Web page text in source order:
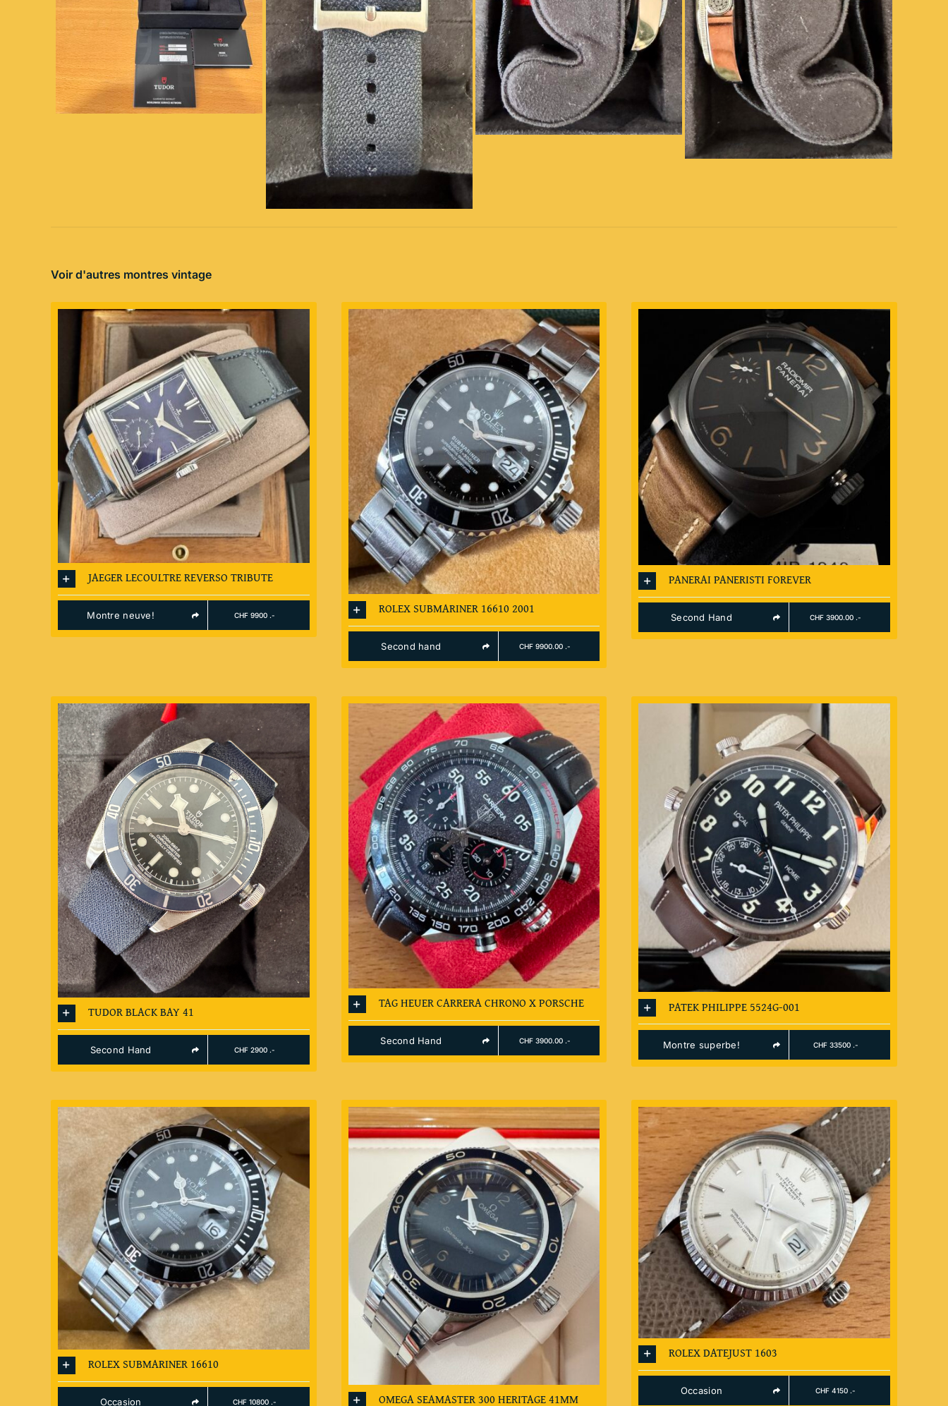
Voir d'autres montres vintage
JAEGER LECOULTRE REVERSO TRIBUTE
Montre neuve! CHF 9900 .- ROLEX SUBMARINER 16610 2001
Second hand CHF 9900.00 .-
PANERAI PANERISTI FOREVER
Second Hand CHF 3900.00 .-
TUDOR BLACK BAY 41
Second Hand CHF 2900 .-
TAG HEUER CARRERA CHRONO X PORSCHE
Second Hand CHF 3900.00 .-
PATEK PHILIPPE 5524G-001
Montre superbe! CHF 33500 .-
ROLEX SUBMARINER 16610
Occasion CHF 10800 .- OMEGA SEAMASTER 300 HERITAGE 41MM
ROLEX DATEJUST 1603
Occasion CHF 4150 .-